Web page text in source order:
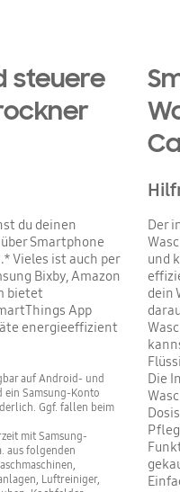
steuere
du deinen
Smartphone
Vieles ist auch per
Bixby, Amazon
bietet
App
energieeffizient
auf Android- und
ein Samsung-Konto
Ggf. fallen beim
mit Samsung-
aus folgenden
Luftreiniger,
Der
und
dein
Die